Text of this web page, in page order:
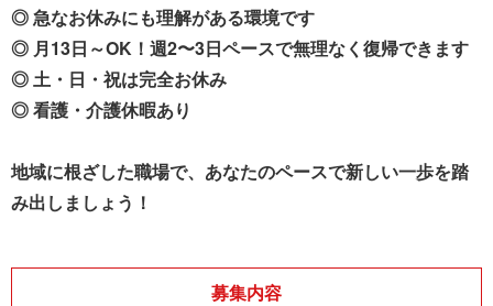
◎ 急なお休みにも理解がある環境です
◎ 月13日～OK！週2〜3日ペースで無理なく復帰できます
◎ 土・日・祝は完全お休み
◎ 看護・介護休暇あり
地域に根ざした職場で、あなたのペースで新しい一歩を踏
み出しましょう！
募集内容